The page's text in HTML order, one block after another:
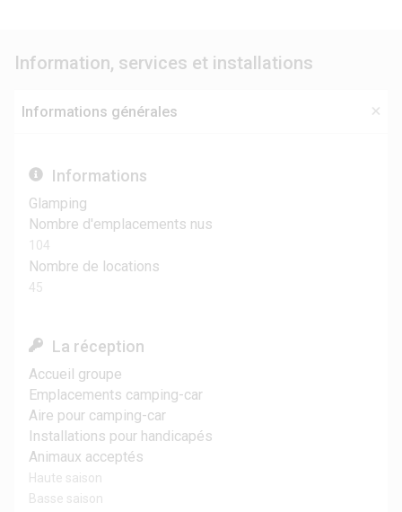
Information, services et installations
Informations générales
Informations
Glamping
Nombre d'emplacements nus
104
Nombre de locations
45
La réception
Accueil groupe
Emplacements camping-car
Aire pour camping-car
Installations pour handicapés
Animaux acceptés
Haute saison
Basse saison